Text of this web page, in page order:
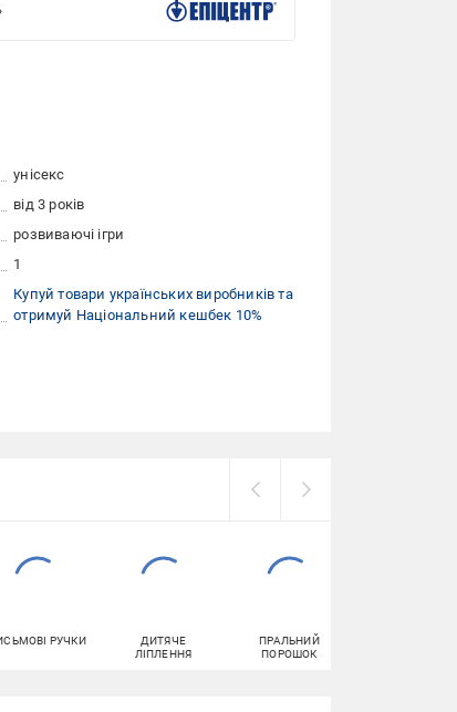
унісекс
від 3 років
розвиваючі ігри
1
Купуй товари українських виробників та
отримуй Національний кешбек 10%
РУЧКИ
ДИТЯЧЕ
ЛІПЛЕННЯ
ПРАЛЬНИЙ
ПОРОШОК